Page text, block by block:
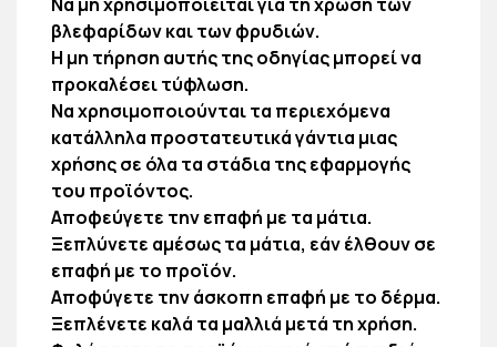
βλεφαρίδων και των φρυδιών.
Η μη τήρηση αυτής της οδηγίας μπορεί να
προκαλέσει τύφλωση.
Να χρησιμοποιούνται τα περιεχόμενα
κατάλληλα προστατευτικά γάντια μιας
χρήσης σε όλα τα στάδια της εφαρμογής
του προϊόντος.
Αποφεύγετε την επαφή με τα μάτια.
Ξεπλύνετε αμέσως τα μάτια, εάν έλθουν σε
επαφή με το προϊόν.
Αποφύγετε την άσκοπη επαφή με το δέρμα.
Ξεπλένετε καλά τα μαλλιά μετά τη χρήση.